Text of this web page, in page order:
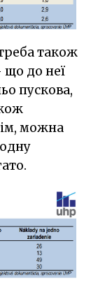
також
до неї
пускова,
можна